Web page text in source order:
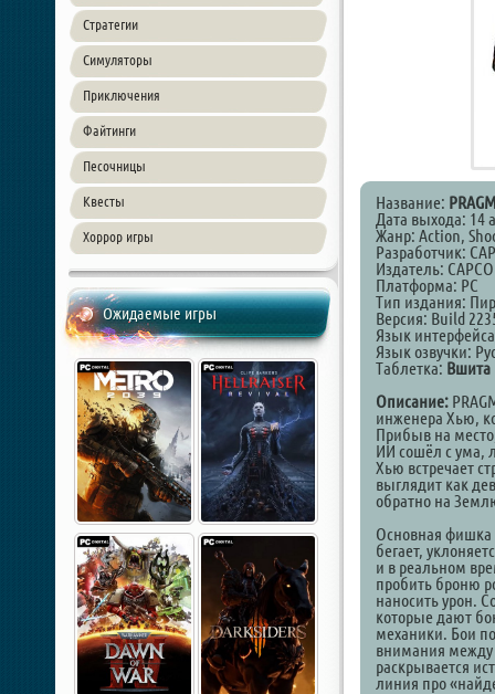
Стратегии
Симуляторы
Приключения
Файтинги
Песочницы
Квесты
Хоррор игры
Ожидаемые игры
Название:
Дата выхода: 14
Жанр: Action,
Разработчик:
Издатель:
Платформа: PC
Тип издания:
Версия: Build
Язык
Язык озвучки:
Таблетка: Вшита
Описание:
инженера Хью,
Прибыв на
ИИ сошёл с ума,
Хью встречает
выглядит как
обратно на
Основная
бегает,
и в реальном
пробить броню
наносить урон.
которые дают
механики. Бои
внимания между
раскрывается
линия про